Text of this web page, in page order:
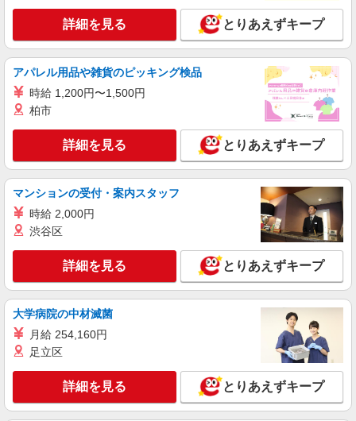
アルバイト
ライフ大崎ニューシティ店（店舗コード878）
NEW
品出し（商品陳列）
時給1,235円
ライフ大崎ニューシティ店 東京都品川区大崎
1-6-45号館
キープ 詳細を見る
パート
ライフ東五反田店（店舗コード612）
NEW
ライフ東五反田店 東京都品川区東五反田2-19-
6
キープ 詳細を見る
パート
ライフ武蔵小山店（店舗コード836）
NEW
時給1,250円以上
ライフ武蔵小山店 東京都品川区小山2－7－14
詳細を見る とりあえずキープ
アパレル用品や雑貨のピッキング検品
時給 1,200円〜1,500円
柏市
詳細を見る とりあえずキープ
マンションの受付・案内スタッフ
時給 2,000円
渋谷区
詳細を見る とりあえずキープ
大学病院の中材滅菌
月給 254,160円
足立区
詳細を見る とりあえずキープ